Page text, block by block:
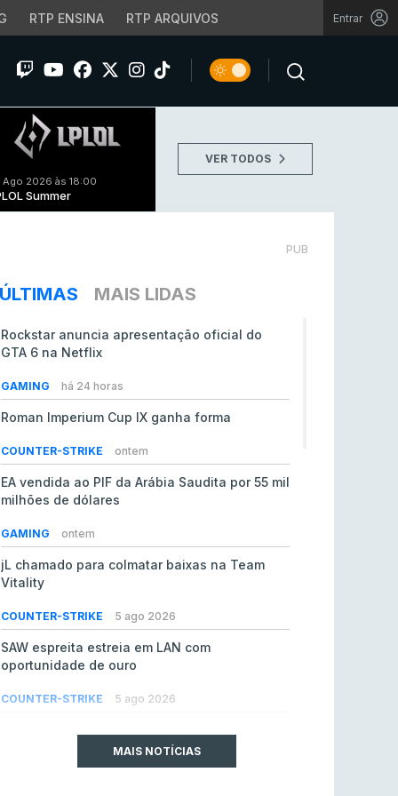
RTP ENSINA RTP ARQUIVOS Entrar
Ago 2026 às 18:00
Summer
VER TODOS
PUB
ÚLTIMAS MAIS LIDAS
Rockstar anuncia apresentação oficial do
GTA 6 na Netflix
GAMING há 24 horas
Roman Imperium Cup IX ganha forma
COUNTER-STRIKE ontem
EA vendida ao PIF da Arábia Saudita por 55 mil
milhões de dólares
GAMING ontem
jL chamado para colmatar baixas na Team
Vitality
COUNTER-STRIKE 5 ago 2026
SAW espreita estreia em LAN com
oportunidade de ouro
COUNTER-STRIKE 5 ago 2026
do Counter-Strike 2MAIS NOTÍCIAS